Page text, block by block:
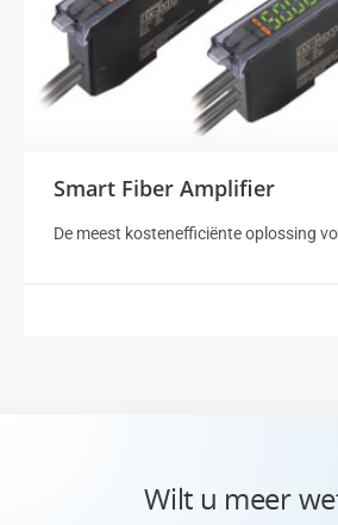
Smart Fiber Amplifier
De meest kostenefficiënte oplossing
Wilt u meer